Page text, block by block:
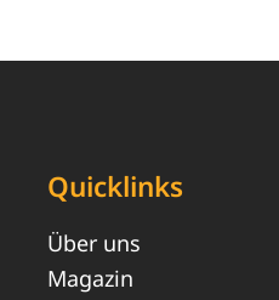
Quicklinks
Über uns
Magazin